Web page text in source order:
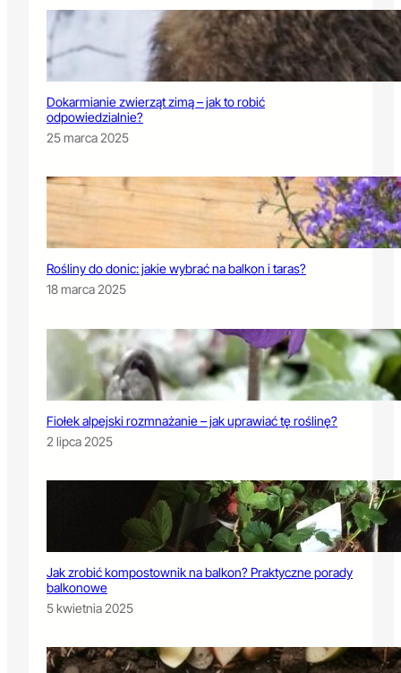
Dokarmianie zwierząt zimą – jak to robić
odpowiedzialnie?
25 marca 2025
Rośliny do donic: jakie wybrać na balkon i taras?
18 marca 2025
Fiołek alpejski rozmnażanie – jak uprawiać tę roślinę?
2 lipca 2025
Jak zrobić kompostownik na balkon? Praktyczne porady
balkonowe
5 kwietnia 2025